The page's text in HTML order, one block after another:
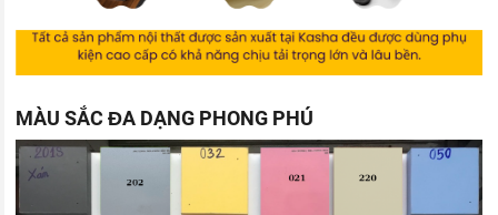
MÀU SẮC ĐA DẠNG PHONG PHÚ